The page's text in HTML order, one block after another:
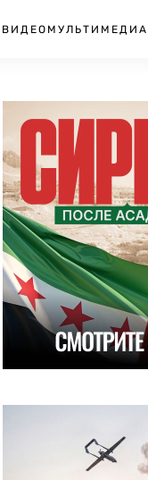
ВИДЕО МУЛЬТИМЕДИА